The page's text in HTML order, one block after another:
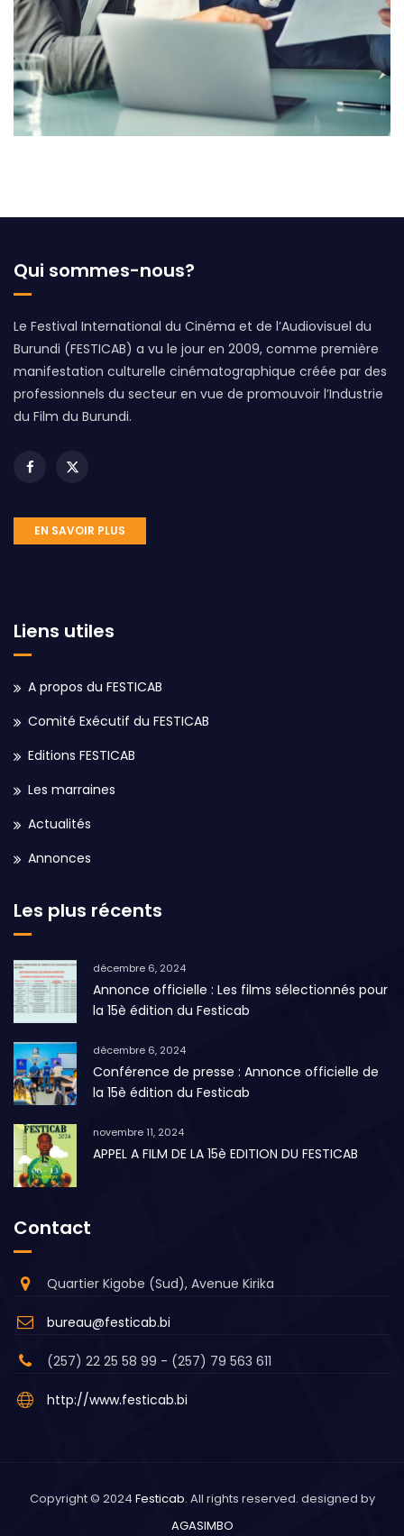
Qui sommes-nous?
Le Festival International du Cinéma et de l’Audiovisuel du
Burundi (FESTICAB) a vu le jour en 2009, comme première
manifestation culturelle cinématographique créée par des
professionnels du secteur en vue de promouvoir l’Industrie
du Film du Burundi.
EN SAVOIR PLUS
Liens utiles
A propos du FESTICAB
Comité Exécutif du FESTICAB
Editions FESTICAB
Les marraines
Actualités
Annonces
Les plus récents
décembre 6, 2024
Annonce officielle : Les films sélectionnés pour
la 15è édition du Festicab
décembre 6, 2024
Conférence de presse : Annonce officielle de
la 15è édition du Festicab
novembre 11, 2024
APPEL A FILM DE LA 15è EDITION DU FESTICAB
Contact
Quartier Kigobe (Sud), Avenue Kirika
bureau@festicab.bi
(257) 22 25 58 99 - (257) 79 563 611
http://www.festicab.bi
Copyright © 2024 Festicab. All rights reserved. designed by
AGASIMBO